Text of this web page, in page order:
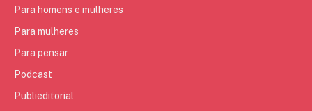
Para homens e mulheres
Para mulheres
Para pensar
Podcast
Publieditorial